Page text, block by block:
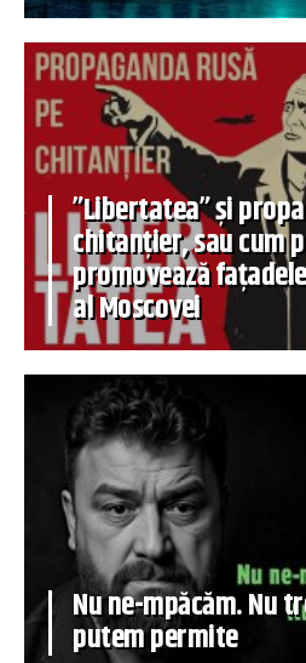
”Libertatea” și
chitanțier, sau cum
promovează
al Moscovei
Nu ne-mpăcăm. Nu
putem permite